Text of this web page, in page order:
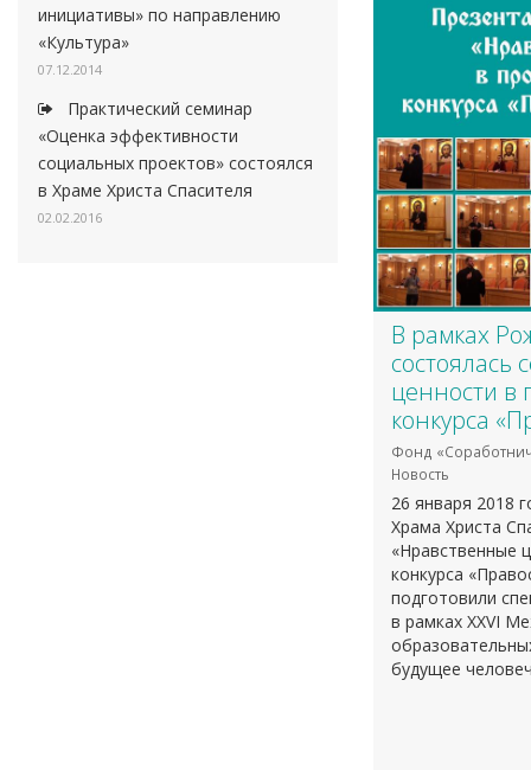
инициативы» по направлению
«Культура»
07.12.2014
Практический семинар
«Оценка эффективности
социальных проектов» состоялся
в Храме Христа Спасителя
02.02.2016
В рамках
состоялась
ценности в
конкурса
Фонд
Новость
26 января 2018
Храма Христа
«Нравственные
конкурса
подготовили
в рамках XXVI
будущее